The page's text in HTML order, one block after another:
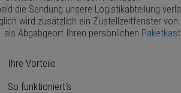
die Sendung unsere Logistikabteilung
wird zusätzlich ein Zustellzeitfenster
als Abgabgeort Ihren persönlichen
Ihre Vorteile
So funktioniert's: